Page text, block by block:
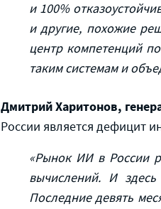
и 100%
и другие, похожие
центр компетенций
таким системам и
Дмитрий Харитонов,
России является дефицит
«Рынок ИИ в России
вычислений. И
Последние девять